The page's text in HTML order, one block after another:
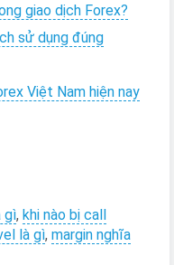
giao dịch Forex?
sử dụng đúng
Việt Nam hiện nay
gì, khi nào bị call
là gì, margin nghĩa